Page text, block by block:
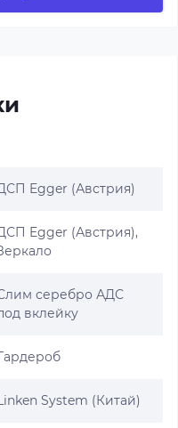
Egger (Австрия)
Egger (Австрия),
серебро АДС
вклейку
System (Китай)